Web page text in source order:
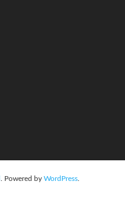
. Powered by WordPress.